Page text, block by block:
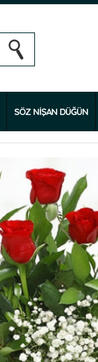
SÖZ NİŞAN DÜĞÜN